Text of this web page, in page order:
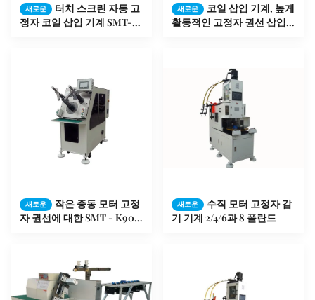
새로운
터치 스크린 자동 고
정자 코일 삽입 기계 SMT-
새로운
코일 삽입 기계, 높게
활동적인 고정자 권선 삽입
새로운
작은 중동 모터 고정
자 권선에 대한 SMT - K90
새로운
수직 모터 고정자 감
기 기계 2/4/6과 8 폴란드